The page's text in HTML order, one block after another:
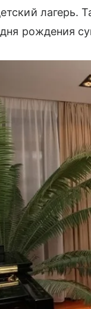
лагерь.
рождения